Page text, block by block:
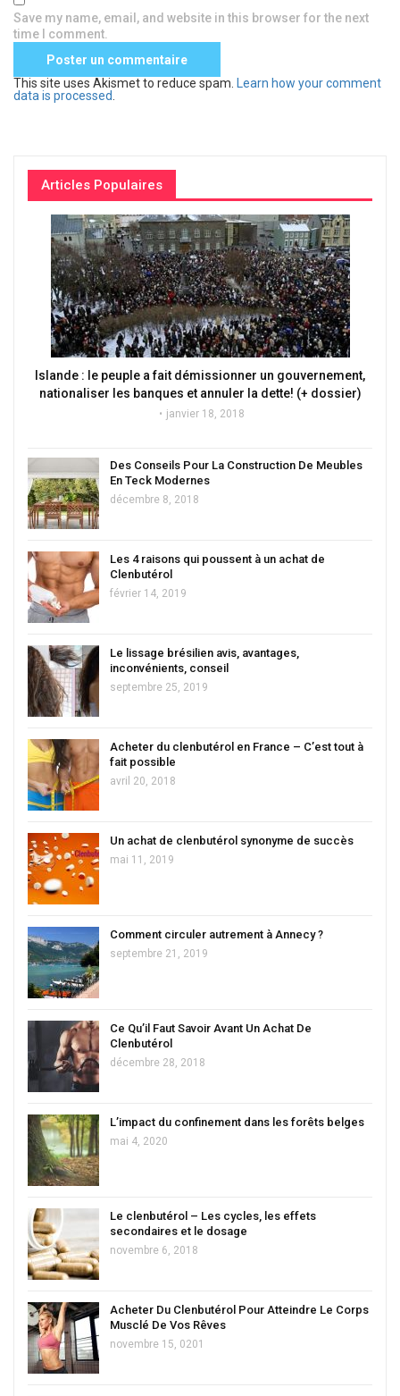
Save my name, email, and website in this browser for the next
time I comment.
This site uses Akismet to reduce spam.
Learn how your comment
data is processed
Articles Populaires
Islande : le peuple a fait démissionner un gouvernement,
nationaliser les banques et annuler la dette! (+ dossier)
janvier 18, 2018
Des Conseils Pour La Construction De Meubles
En Teck Modernes
décembre 8, 2018
Les 4 raisons qui poussent à un achat de
Clenbutérol
février 14, 2019
Le lissage brésilien avis, avantages,
inconvénients, conseil
septembre 25, 2019
Acheter du clenbutérol en France – C’est tout à
fait possible
avril 20, 2018
Un achat de clenbutérol synonyme de succès
mai 11, 2019
Comment circuler autrement à Annecy ?
septembre 21, 2019
Ce Qu’il Faut Savoir Avant Un Achat De
Clenbutérol
décembre 28, 2018
L’impact du confinement dans les forêts belges
mai 4, 2020
Le clenbutérol – Les cycles, les effets
secondaires et le dosage
novembre 6, 2018
Acheter Du Clenbutérol Pour Atteindre Le Corps
Musclé De Vos Rêves
novembre 15, 0201